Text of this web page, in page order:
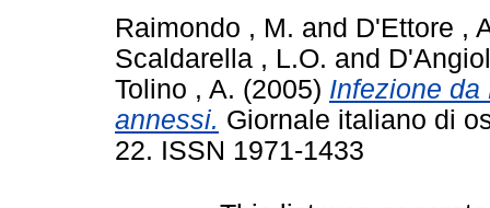
Raimondo , M. and D'Ettore ,
Scaldarella , L.O. and
Tolino , A. (2005) Infezione da
annessi. Giornale italiano di
22. ISSN 1971-1433